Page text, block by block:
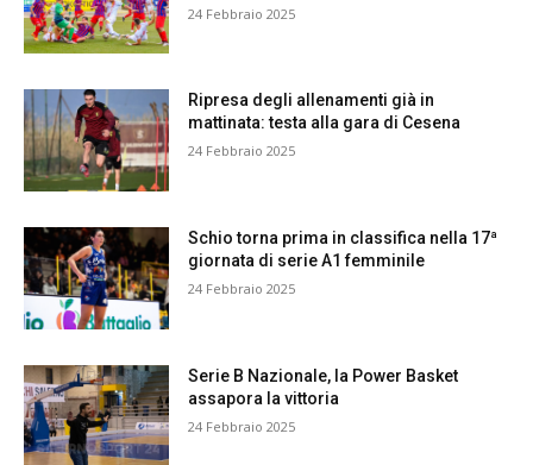
24 Febbraio 2025
Ripresa degli allenamenti già in
mattinata: testa alla gara di Cesena
24 Febbraio 2025
Schio torna prima in classifica nella 17ª
giornata di serie A1 femminile
24 Febbraio 2025
Serie B Nazionale, la Power Basket
assapora la vittoria
24 Febbraio 2025